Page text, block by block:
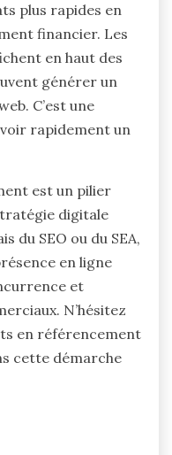
plus rapides en
financier. Les
en haut des
générer un
C’est une
rapidement un
est un pilier
digitale
du SEO ou du SEA,
en ligne
et
N’hésitez
en référencement
cette démarche